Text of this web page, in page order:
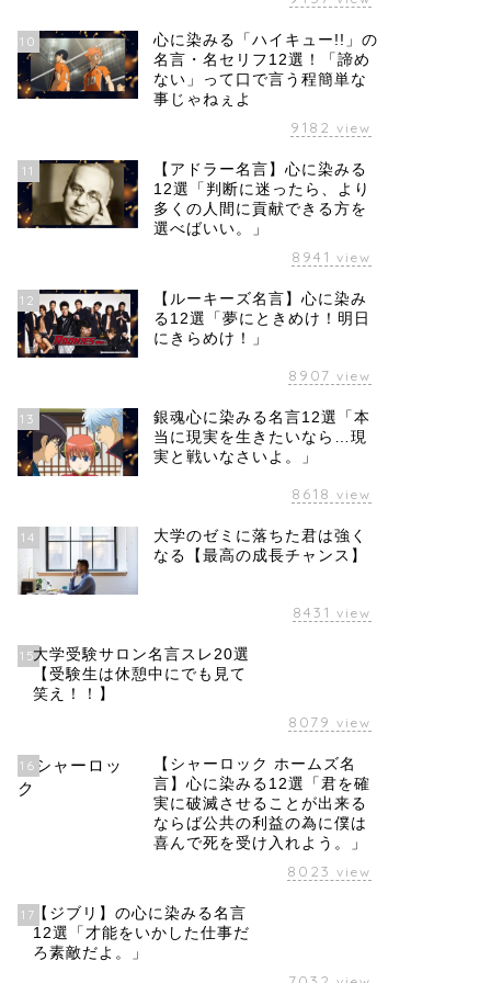
10
心に染みる「ハイキュー!!」の
名言・名セリフ12選！「諦め
ない」って口で言う程簡単な
事じゃねぇよ
9182 view
11
【アドラー名言】心に染みる
12選「判断に迷ったら、より
多くの人間に貢献できる方を
選べばいい。」
8941 view
12
【ルーキーズ名言】心に染み
る12選「夢にときめけ！明日
にきらめけ！」
8907 view
13
銀魂心に染みる名言12選「本
当に現実を生きたいなら…現
実と戦いなさいよ。」
8618 view
14
大学のゼミに落ちた君は強く
なる【最高の成長チャンス】
8431 view
15大学受験サロン名言スレ20選
【受験生は休憩中にでも見て
笑え！！】
8079 view
16
【シャーロック ホームズ名
言】心に染みる12選「君を確
実に破滅させることが出来る
ならば公共の利益の為に僕は
喜んで死を受け入れよう。」
8023 view
17【ジブリ】の心に染みる名言
12選「才能をいかした仕事だ
ろ素敵だよ。」